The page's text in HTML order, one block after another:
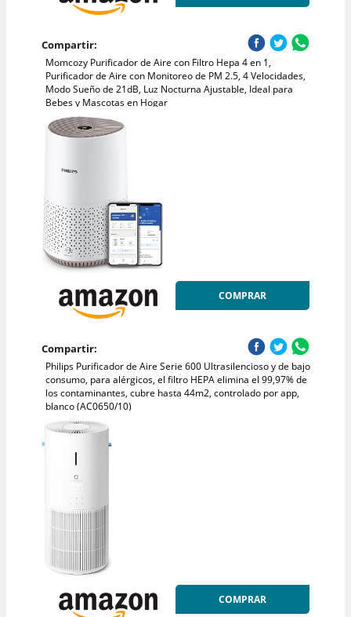
Compartir:
Momcozy Purificador de Aire con Filtro Hepa 4 en 1,
Purificador de Aire con Monitoreo de PM 2.5, 4 Velocidades,
Modo Sueño de 21dB, Luz Nocturna Ajustable, Ideal para
Bebes y Mascotas en Hogar
COMPRAR
Compartir:
Philips Purificador de Aire Serie 600 Ultrasilencioso y de bajo
consumo, para alérgicos, el filtro HEPA elimina el 99,97% de
los contaminantes, cubre hasta 44m2, controlado por app,
blanco (AC0650/10)
COMPRAR